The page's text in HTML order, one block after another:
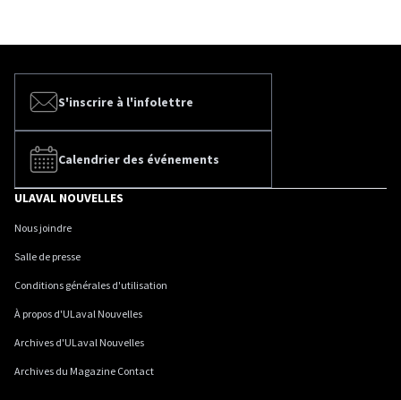
S'inscrire à l'infolettre
Calendrier des événements
ULAVAL NOUVELLES
Nous joindre
Salle de presse
Conditions générales d'utilisation
À propos d'ULaval Nouvelles
Archives d'ULaval Nouvelles
Archives du Magazine Contact